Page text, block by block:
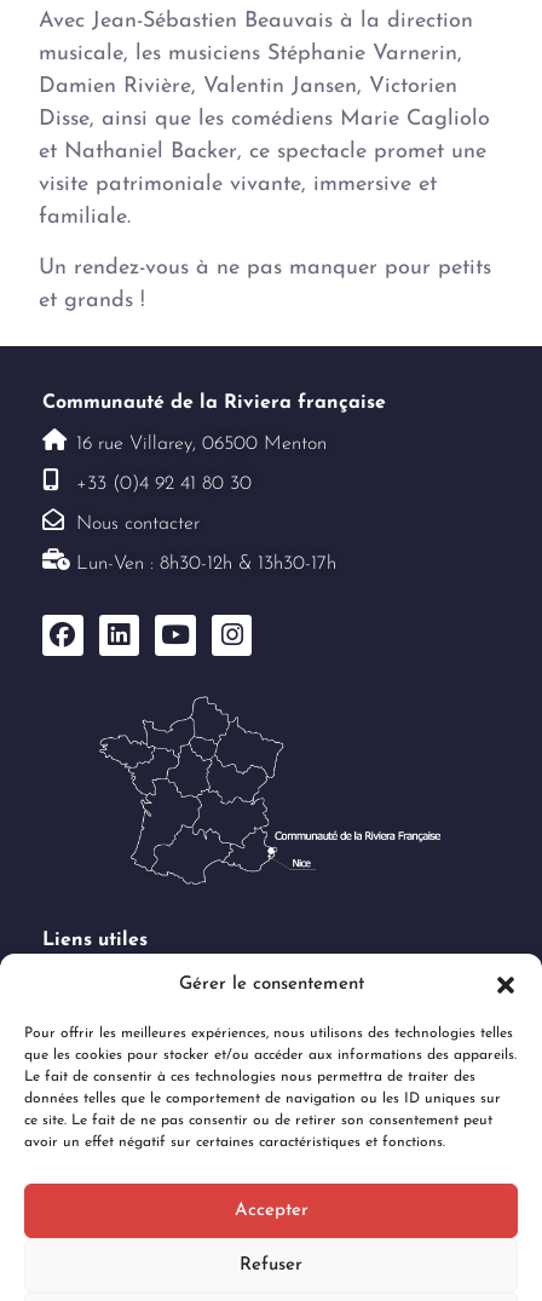
Gérer le consentement
Pour offrir les meilleures expériences, nous utilisons des technologies telles
que les cookies pour stocker et/ou accéder aux informations des appareils.
Le fait de consentir à ces technologies nous permettra de traiter des
données telles que le comportement de navigation ou les ID uniques sur
ce site. Le fait de ne pas consentir ou de retirer son consentement peut
avoir un effet négatif sur certaines caractéristiques et fonctions.
Accepter
Refuser
Avec Jean-Sébastien Beauvais à la direction
musicale, les musiciens Stéphanie Varnerin,
Damien Rivière, Valentin Jansen, Victorien
Disse, ainsi que les comédiens Marie Cagliolo
et Nathaniel Backer, ce spectacle promet une
visite patrimoniale vivante, immersive et
familiale.
Un rendez-vous à ne pas manquer pour petits
et grands !
Communauté de la Riviera française
16 rue Villarey, 06500 Menton
+33 (0)4 92 41 80 30
Nous contacter
Lun-Ven : 8h30-12h & 13h30-17h
Liens utiles
Offres d'emploi
Espace Presse & Logo
Charte des réseaux sociaux
Documents administratifs
Règlements jeux concours RS